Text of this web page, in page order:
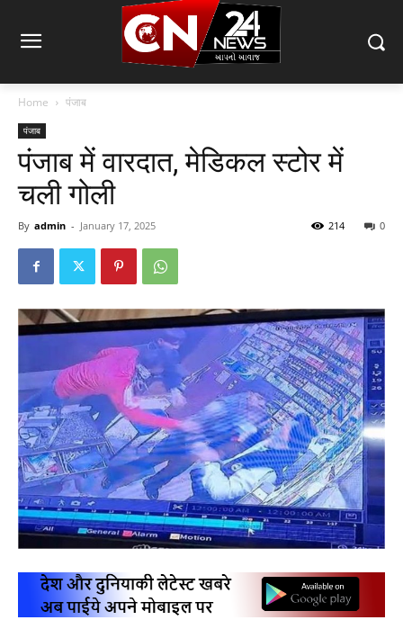
Home पंजाब
पंजाब
पंजाब में वारदात, मेडिकल स्टोर में
चली गोली
By admin - January 17, 2025 0
214